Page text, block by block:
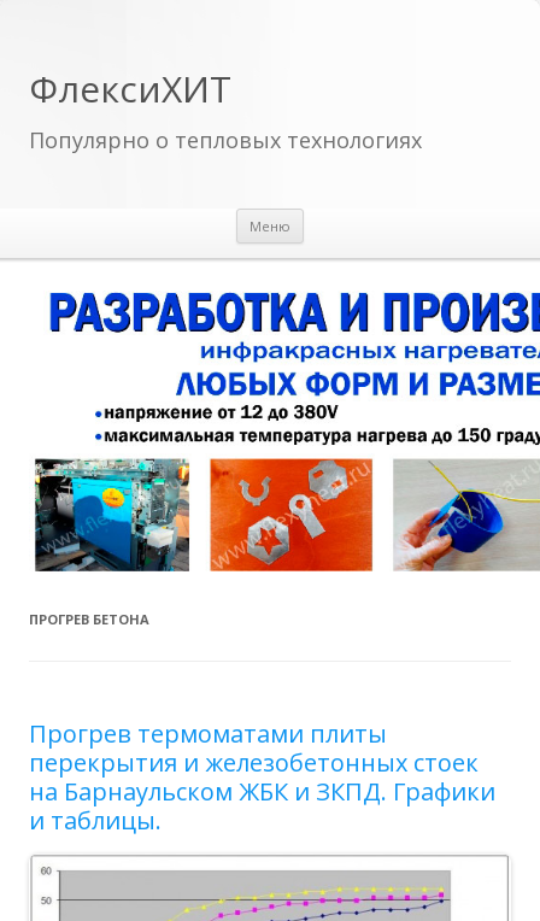
ФлексиХИТ
Популярно о тепловых технологиях
Меню
ПРОГРЕВ БЕТОНА
Прогрев термоматами плиты
перекрытия и железобетонных стоек
на Барнаульском ЖБК и ЗКПД. Графики
и таблицы.